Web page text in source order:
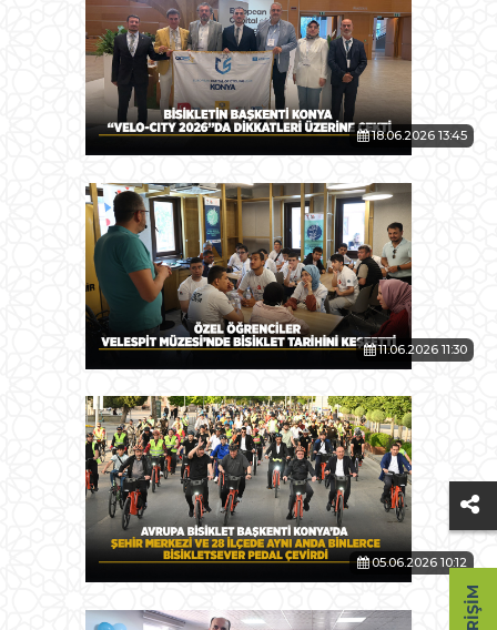
18.06.2026 13:45
11.06.2026 11:30
05.06.2026 10:12